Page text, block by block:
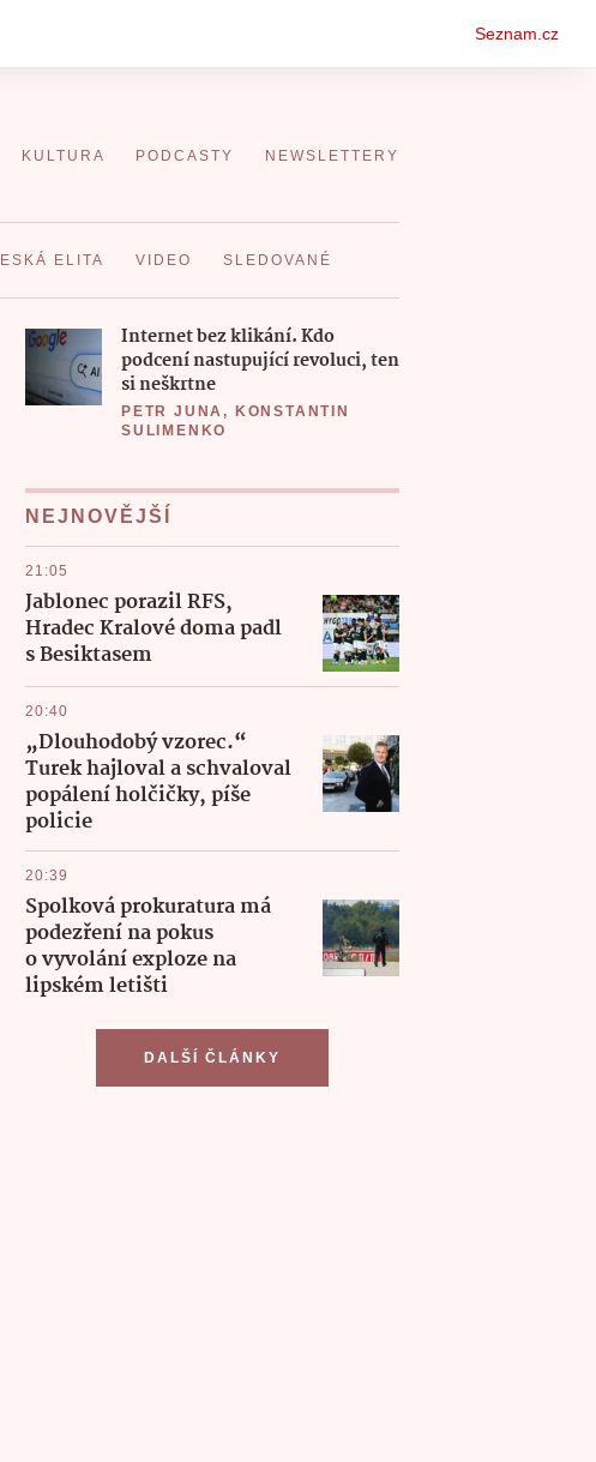
Seznam.cz
KULTURA PODCASTY NEWSLETTERY
ELITA VIDEO SLEDOVANÉ
Internet bez klikání. Kdo
podcení nastupující revoluci, ten
si neškrtne
PETR JUNA, KONSTANTIN
SULIMENKO
NEJNOVĚJŠÍ
21:05
Jablonec porazil RFS,
Hradec Kralové doma padl
s Besiktasem
20:40
„Dlouhodobý vzorec.“
Turek hajloval a schvaloval
popálení holčičky, píše
policie
20:39
Spolková prokuratura má
podezření na pokus
o vyvolání exploze na
lipském letišti
DALŠÍ ČLÁNKY